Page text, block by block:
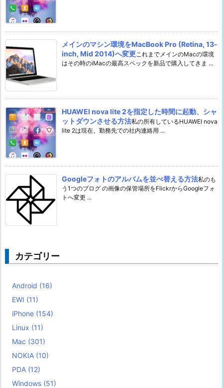
メインのマシン環境をMacBook Pro (Retina, 13-
inch, Mid 2014)へ変更 これまでメインのMacの環境
はその時のiMacの最高スペックを新品で購入してきま ...
HUAWEI nova lite 2を指定した時間に起動、シャ
ットダウンさせる方法私の所有しているHUAWEI nova
lite 2は現在、勤務先での社内連絡用 ...
Googleフォトのアルバムを並べ替える方法私のも
う1つのブログ の画像の保管場所をFlickrからGoogleフォ
トへ変更 ...
カテゴリー
Android (16)
EWI (11)
iPhone (154)
Linux (11)
Mac (301)
NOKIA (10)
PDA (12)
Windows (51)